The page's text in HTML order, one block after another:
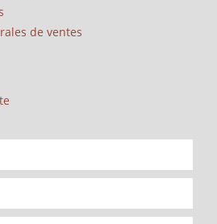
de ventes